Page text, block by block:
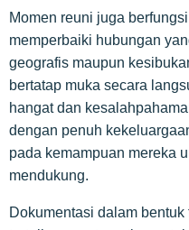
Momen reuni juga
memperbaiki hubungan
geografis maupun
bertatap muka secara
hangat dan
dengan penuh
pada kemampuan mereka
mendukung.
Dokumentasi dalam